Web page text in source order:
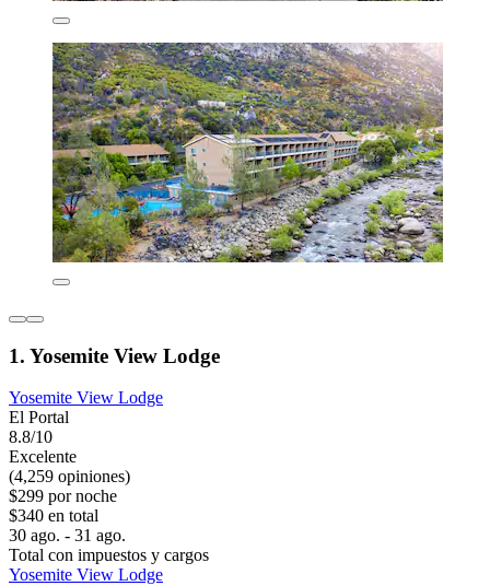
1. Yosemite View Lodge
Yosemite View Lodge
El Portal
8.8/10
Excelente
(4,259 opiniones)
$299 por noche
$340 en total
30 ago. - 31 ago.
Total con impuestos y cargos
Yosemite View Lodge